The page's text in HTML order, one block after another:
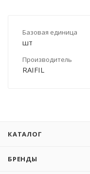
Базовая единица
шт
Производитель
RAIFIL
КАТАЛОГ
БРЕНДЫ